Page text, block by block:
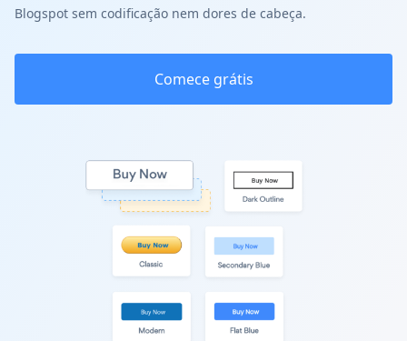
Blogspot sem codificação nem dores de cabeça.
Comece grátis